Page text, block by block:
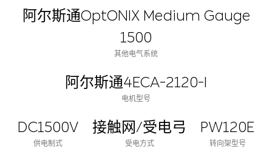
阿尔斯通OptONIX Medium Gauge
1500
其他电气系统
阿尔斯通4ECA-2120-I
电机型号
DC1500V
供电制式
接触网/受电弓
受电方式
PW120E
转向架型号